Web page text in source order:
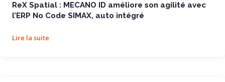
ReX Spatial : MECANO ID améliore son agilité avec
l’ERP No Code SIMAX, auto intégré
Lire la suite